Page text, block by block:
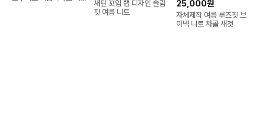
새틴 꼬임 랩 디자인 슬림
핏 여름 니트
25,000원
자체제작 여름 루즈핏 브
이넥 니트 차콜 새것